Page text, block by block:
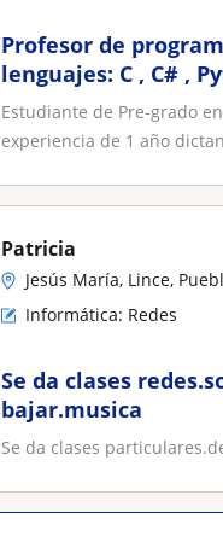
Profesor de
lenguajes: C , C# ,
de preferencia
Estudiante de Pre-grado
experiencia de 1 año
Patricia
Jesús María, Lince,
Informática: Redes
Se da clases
bajar.musica
Se da clases